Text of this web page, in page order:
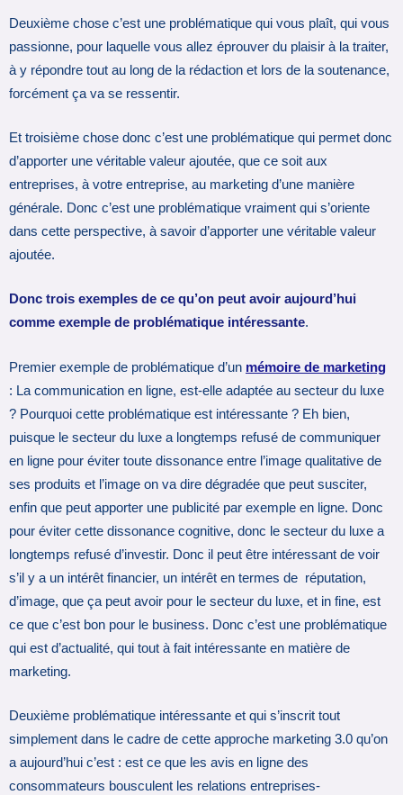
Deuxième chose c’est une problématique qui vous plaît, qui vous
passionne, pour laquelle vous allez éprouver du plaisir à la traiter,
à y répondre tout au long de la rédaction et lors de la soutenance,
forcément ça va se ressentir.
Et troisième chose donc c’est une problématique qui permet donc
d’apporter une véritable valeur ajoutée, que ce soit aux
entreprises, à votre entreprise, au marketing d’une manière
générale. Donc c’est une problématique vraiment qui s’oriente
dans cette perspective, à savoir d’apporter une véritable valeur
ajoutée.
Donc trois exemples de ce qu’on peut avoir aujourd’hui
comme exemple de problématique intéressante.
Premier exemple de problématique d’un mémoire de marketing
: La communication en ligne, est-elle adaptée au secteur du luxe
? Pourquoi cette problématique est intéressante ? Eh bien,
puisque le secteur du luxe a longtemps refusé de communiquer
en ligne pour éviter toute dissonance entre l’image qualitative de
ses produits et l’image on va dire dégradée que peut susciter,
enfin que peut apporter une publicité par exemple en ligne. Donc
pour éviter cette dissonance cognitive, donc le secteur du luxe a
longtemps refusé d’investir. Donc il peut être intéressant de voir
s’il y a un intérêt financier, un intérêt en termes de réputation,
d’image, que ça peut avoir pour le secteur du luxe, et in fine, est
ce que c’est bon pour le business. Donc c’est une problématique
qui est d’actualité, qui tout à fait intéressante en matière de
marketing.
Deuxième problématique intéressante et qui s’inscrit tout
simplement dans le cadre de cette approche marketing 3.0 qu’on
a aujourd’hui c’est : est ce que les avis en ligne des
consommateurs bousculent les relations entreprises-